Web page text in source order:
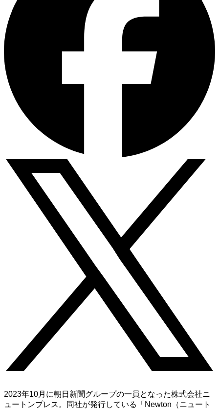
2023年10月に朝日新聞グループの一員となった株式会社ニ
ュートンプレス。同社が発行している「Newton（ニュート